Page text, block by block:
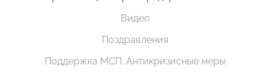
Видео
Поздравления
Поддержка МСП. Антикризисные меры